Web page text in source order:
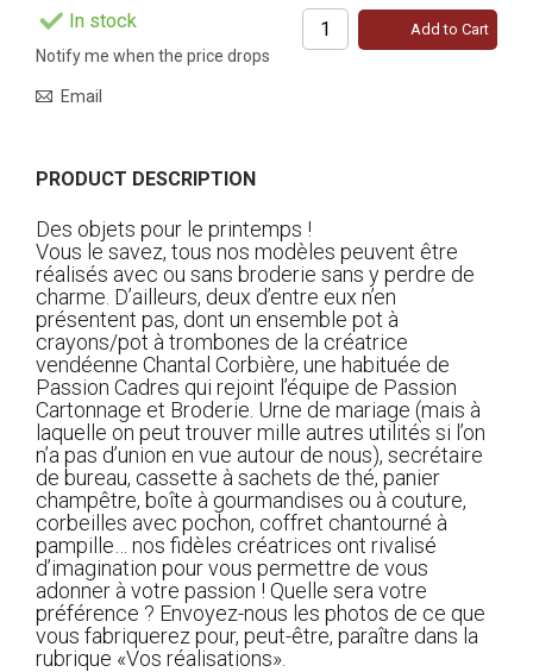
In stock Add to Cart
Notify me when the price drops
Email
PRODUCT DESCRIPTION
Des objets pour le printemps !
Vous le savez, tous nos modèles peuvent être
réalisés avec ou sans broderie sans y perdre de
charme. D’ailleurs, deux d’entre eux n’en
présentent pas, dont un ensemble pot à
crayons/pot à trombones de la créatrice
vendéenne Chantal Corbière, une habituée de
Passion Cadres qui rejoint l’équipe de Passion
Cartonnage et Broderie. Urne de mariage (mais à
laquelle on peut trouver mille autres utilités si l’on
n’a pas d’union en vue autour de nous), secrétaire
de bureau, cassette à sachets de thé, panier
champêtre, boîte à gourmandises ou à couture,
corbeilles avec pochon, coffret chantourné à
pampille… nos fidèles créatrices ont rivalisé
d’imagination pour vous permettre de vous
adonner à votre passion ! Quelle sera votre
préférence ? Envoyez-nous les photos de ce que
vous fabriquerez pour, peut-être, paraître dans la
rubrique «Vos réalisations».